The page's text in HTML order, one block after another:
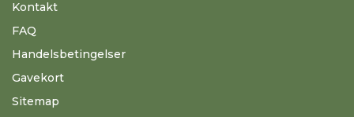
Kontakt
FAQ
Handelsbetingelser
Gavekort
Sitemap